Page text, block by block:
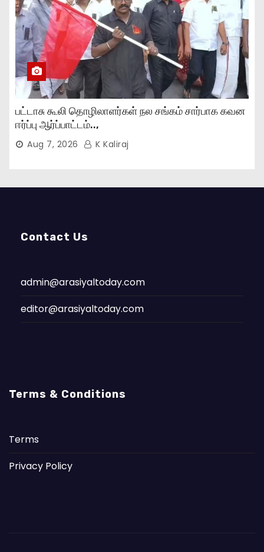
பட்டாசு கூலி தொழிலாளர்கள் நல சங்கம் சார்பாக கவன
ஈர்ப்பு ஆர்ப்பாட்டம்..,
Aug 7, 2026 K Kaliraj
Contact Us
admin@arasiyaltoday.com
editor@arasiyaltoday.com
Terms & Conditions
Terms
Privacy Policy